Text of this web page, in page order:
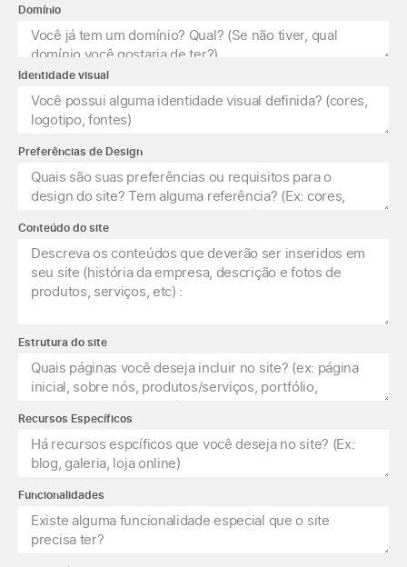
Domínio
Identidade visual
Preferências de Design
Conteúdo do site
Estrutura do site
Recursos Específicos
Funcionalidades